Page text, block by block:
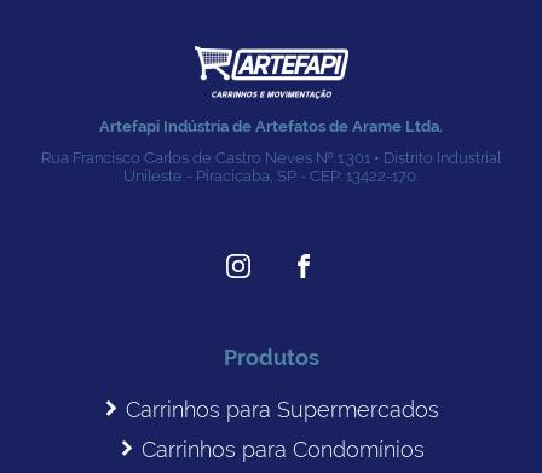
Artefapi Indústria de Artefatos de Arame Ltda.
Rua Francisco Carlos de Castro Neves № 1.301 • Distrito Industrial
Unileste - Piracicaba, SP - CEP: 13422-170.
Produtos
Carrinhos para Supermercados
Carrinhos para Condomínios